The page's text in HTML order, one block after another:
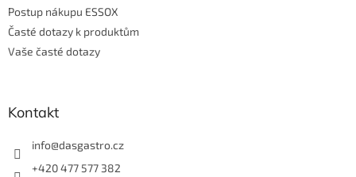
Postup nákupu ESSOX
Časté dotazy k produktům
Vaše časté dotazy
Kontakt
info@dasgastro.cz
+420 477 577 382